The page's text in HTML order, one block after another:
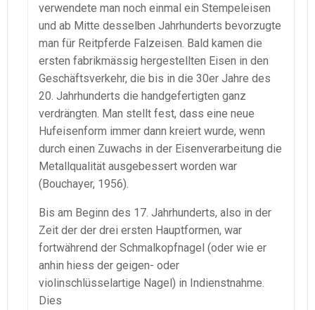
verwendete man noch einmal ein Stempeleisen
und ab Mitte desselben Jahrhunderts bevorzugte
man für Reitpferde Falzeisen. Bald kamen die
ersten fabrikmässig hergestellten Eisen in den
Geschäftsverkehr, die bis in die 30er Jahre des
20. Jahrhunderts die handgefertigten ganz
verdrängten. Man stellt fest, dass eine neue
Hufeisenform immer dann kreiert wurde, wenn
durch einen Zuwachs in der Eisenverarbeitung die
Metallqualität ausgebessert worden war
(Bouchayer, 1956).
Bis am Beginn des 17. Jahrhunderts, also in der
Zeit der der drei ersten Hauptformen, war
fortwährend der Schmalkopfnagel (oder wie er
anhin hiess der geigen- oder
violinschlüsselartige Nagel) in Indienstnahme.
Dies